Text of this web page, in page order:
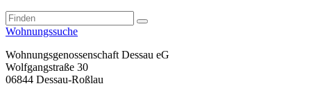
Wohnungssuche
Wohnungsgenossenschaft Dessau eG
Wolfgangstraße 30
06844 Dessau-Roßlau